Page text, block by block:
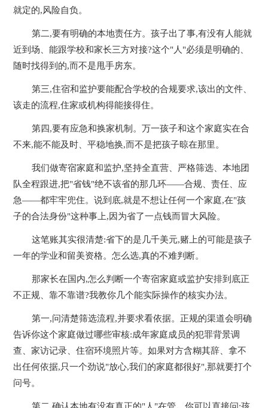
就定的,风险自负。
第二,要有明确的本地责任方。孩子出了事,有没有人能就
近到场、能跟学校和家长三方对接?这个"人"必须是明确的、
随时找得到的,而不是甩手房东。
第三,住宿和监护要能配合学校的合规要求,该出的文件、
该走的流程,住家或机构得能接得住。
第四,要有应急和换家机制。万一孩子和这个家庭实在合
不来,能不能及时、平稳地换,而不是把孩子晾在那里。
我们做寄宿家庭和监护,坚持全直营、严格筛选、本地团
队全程跟进,把"省钱"绝不该省的那几环——合规、责任、应
急——都牢牢兜住。说到底,就是不想让任何一个家庭,在"孩
子的合法身份"这种事上,因为省了一点钱而冒大风险。
这笔账其实很清楚:省下的是几千美元,赌上的可能是孩子
一年的学业和留美资格。怎么选,真的不难判断。
那家长在国内,怎么判断一个寄宿家庭或监护安排到底正
不正规、靠不靠谱?我教你几个能实际操作的核实办法。
第一,问清楚筛选流程,并要求看依据。正规的渠道会明确
告诉你这个家庭做过哪些审核:成年家庭成员的犯罪背景调
查、家访记录、住宿环境照片等。如果对方含糊其辞、拿不
出任何依据,只一个劲说"放心,我们的家庭都很好",那就要打个
问号。
第二,确认本地有没有真正的"人"在管。你可以直接问:孩